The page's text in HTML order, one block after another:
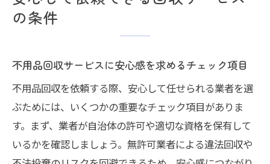
の条件
不用品回収サービスに安心感を求めるチェック項目
不用品回収を依頼する際、安心して任せられる業者を選
ぶためには、いくつかの重要なチェック項目がありま
す。まず、業者が自治体の許可や適切な資格を保有して
いるかを確認しましょう。無許可業者による違法回収や